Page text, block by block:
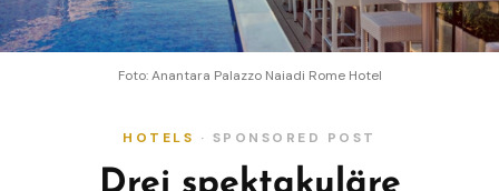
Foto: Anantara Palazzo Naiadi Rome Hotel
HOTELS · SPONSORED POST